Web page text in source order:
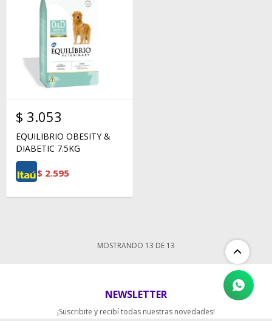
$ 3.053
EQUILIBRIO OBESITY &
DIABETIC 7.5KG
$ 2.595
MOSTRANDO 13 DE 13
NEWSLETTER
¡Suscribite y recibí todas nuestras novedades!